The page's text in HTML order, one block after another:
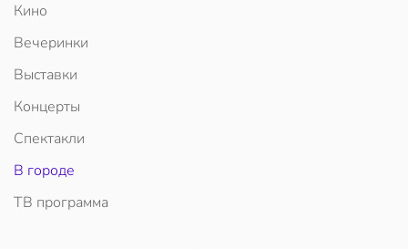
Кино
Вечеринки
Выставки
Концерты
Спектакли
В городе
ТВ программа